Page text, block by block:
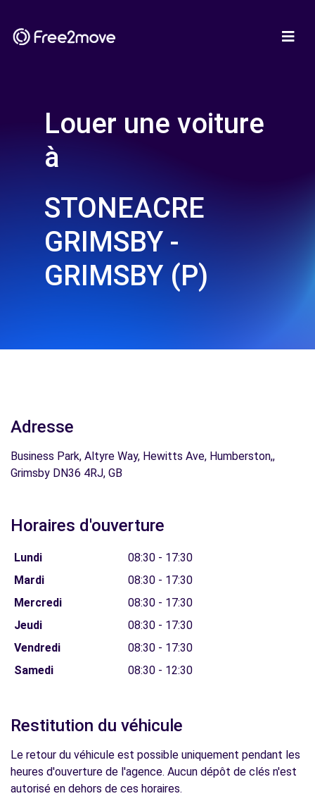
Louer une voiture
à
STONEACRE
GRIMSBY -
GRIMSBY (P)
Adresse
Business Park, Altyre Way, Hewitts Ave, Humberston,,
Grimsby DN36 4RJ, GB
Horaires d'ouverture
Lundi
08:30 - 17:30
Mardi
08:30 - 17:30
Mercredi
08:30 - 17:30
Jeudi
08:30 - 17:30
Vendredi
08:30 - 17:30
Samedi
08:30 - 12:30
Restitution du véhicule
Le retour du véhicule est possible uniquement pendant les
heures d'ouverture de l'agence. Aucun dépôt de clés n'est
autorisé en dehors de ces horaires.